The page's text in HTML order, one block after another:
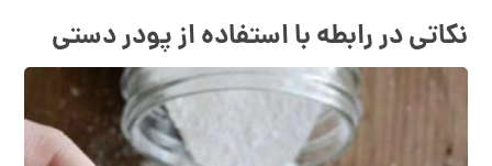
نکاتی در رابطه با استفاده از پودر دستی